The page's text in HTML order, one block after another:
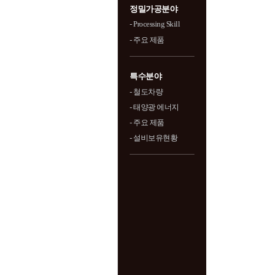
정밀가공분야
- Processing Skill
- 주요 제품
특수분야
- 철도차량
- 태양광 에너지
- 주요 제품
- 설비보유현황